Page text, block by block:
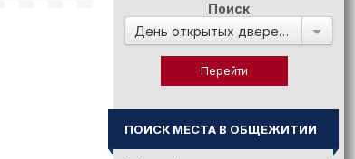
Поиск
День открытых дверей в:
ПОИСК МЕСТА В ОБЩЕЖИТИИ